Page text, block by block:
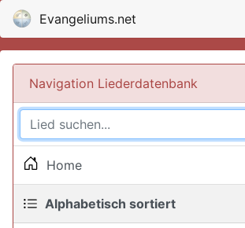
Evangeliums.net
Navigation Liederdatenbank
Home
Alphabetisch sortiert